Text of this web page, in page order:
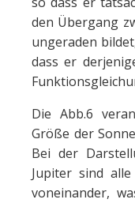
den Übergang
ungeraden
dass er
Die Abb.6
Größe der
Bei der
Jupiter sind
voneinander,